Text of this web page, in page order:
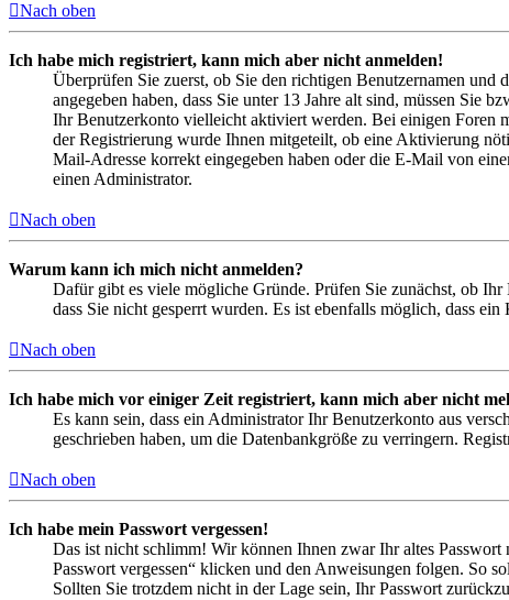
Nach oben
Ich habe mich registriert, kann mich aber nicht anmelden!
Überprüfen Sie zuerst, ob Sie den richtigen Benutzernamen und
angegeben haben, dass Sie unter 13 Jahre alt sind, müssen Sie
Ihr Benutzerkonto vielleicht aktiviert werden. Bei einigen Foren
der Registrierung wurde Ihnen mitgeteilt, ob eine Aktivierung
Mail-Adresse korrekt eingegeben haben oder die E-Mail von
einen Administrator.
Nach oben
Warum kann ich mich nicht anmelden?
Dafür gibt es viele mögliche Gründe. Prüfen Sie zunächst, ob
dass Sie nicht gesperrt wurden. Es ist ebenfalls möglich, dass
Nach oben
Ich habe mich vor einiger Zeit registriert, kann mich aber nicht
Es kann sein, dass ein Administrator Ihr Benutzerkonto aus
geschrieben haben, um die Datenbankgröße zu verringern.
Nach oben
Ich habe mein Passwort vergessen!
Das ist nicht schlimm! Wir können Ihnen zwar Ihr altes
Passwort vergessen“ klicken und den Anweisungen folgen. So
Sollten Sie trotzdem nicht in der Lage sein, Ihr Passwort